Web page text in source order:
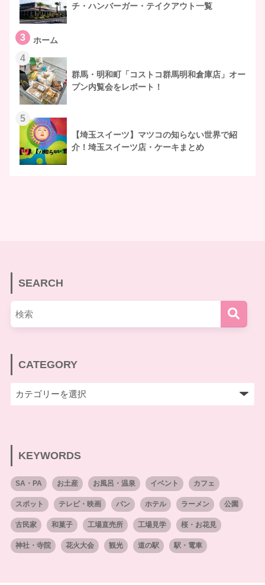
チ・ハンバーガー・テイクアウト一覧
3 ホーム
4
群馬・明和町「コストコ群馬明和倉庫店」オー
プン内覧会をレポート！
5
【埼玉スイーツ】マツコの知らない世界で紹
介！埼玉スイーツ店・ケーキまとめ
SEARCH
CATEGORY
KEYWORDS
SA・PA お土産 お風呂・温泉 イベント カフェ
スポット テレビ・映画 パン ホテル ラーメン 公園
古民家 和菓子 工場直売所 工場見学 桜・お花見
神社・寺院 花火大会 観光 道の駅 駅・電車